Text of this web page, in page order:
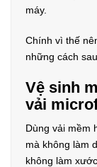
máy.
Chính vì thế
những cách
Vệ sinh
vải
Dùng vải mềm
mà không làm
không làm